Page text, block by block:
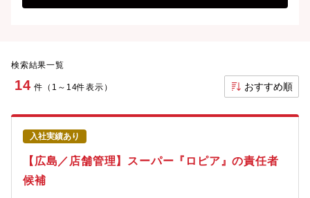
検索結果一覧
14 件（1～14件表示） おすすめ順
入社実績あり
【広島／店舗管理】スーパー『ロピア』の責任者
候補